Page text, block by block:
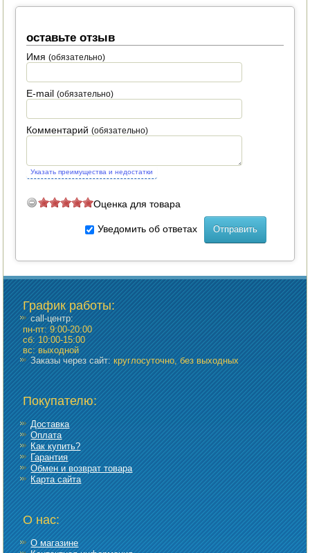
ОРЕХОКОЛЫ
оставьте отзыв
Имя(обязательно)
E-mail(обязательно)
Комментарий(обязательно)
Указать преимущества и недостатки
Оценка для товара
Уведомить об ответах
График работы:
call-центр:
пн-пт: 9:00-20:00
сб: 10:00-15:00
вс: выходной
Заказы через сайт:круглосуточно, без выходных
Покупателю:
Доставка
Оплата
Как купить?
Гарантия
Обмен и возврат товара
Карта сайта
О нас:
О магазине